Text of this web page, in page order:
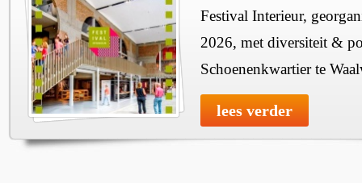
Festival Interieur,
2026, met diversiteit &
Schoenenkwartier te
lees verder